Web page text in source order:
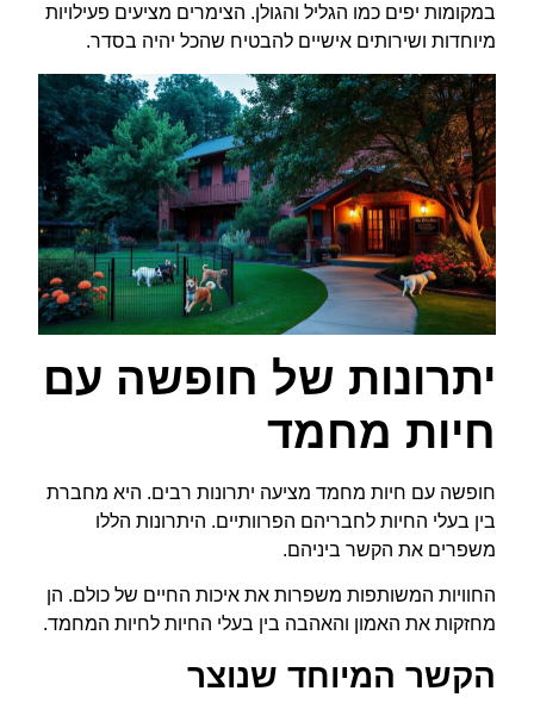
במקומות יפים כמו הגליל והגולן. הצימרים מציעים פעילויות
מיוחדות ושירותים אישיים להבטיח שהכל יהיה בסדר.
יתרונות של חופשה עם
חיות מחמד
חופשה עם חיות מחמד מציעה יתרונות רבים. היא מחברת
בין בעלי החיות לחבריהם הפרוותיים. היתרונות הללו
משפרים את הקשר ביניהם.
החוויות המשותפות משפרות את איכות החיים של כולם. הן
מחזקות את האמון והאהבה בין בעלי החיות לחיות המחמד.
הקשר המיוחד שנוצר